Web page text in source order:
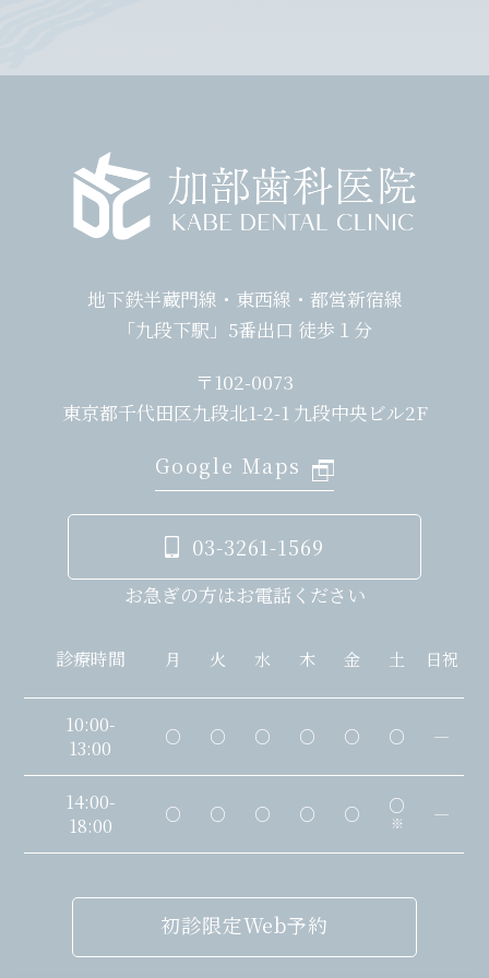
地下鉄半蔵門線・東西線・都営新宿線
「九段下駅」5番出口 徒歩１分
〒102-0073
東京都千代田区九段北1-2-1 九段中央ビル2F
Google Maps
03-3261-1569
お急ぎの方はお電話ください
診療時間 月 火 水 木 金 土 日祝
10:00-
13:00
○ ○ ○ ○ ○ ○ ―
14:00-
18:00
○ ○ ○ ○ ○ ○
※ ―
初診限定Web予約